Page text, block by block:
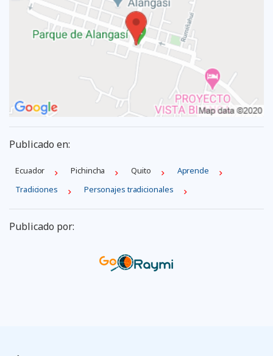
Publicado en:
Ecuador Pichincha Quito
Aprende
Tradiciones
Personajes tradicionales
Publicado por: